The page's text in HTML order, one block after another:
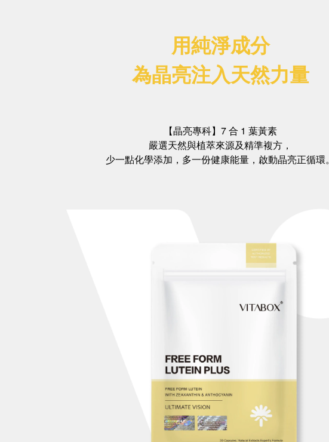
用純淨成分
為晶亮注入天然力量
【晶亮專科】7 合 1 葉黃素
嚴選天然與植萃來源及精準複方，
少一點化學添加，多一份健康能量，啟動晶亮正循環。